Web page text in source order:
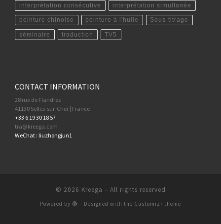
interprétation consécutive interprétation simultanée
peinture chinoise peinture à l'huile Sous-titrage
séminaire traduction TV5
CONTACT INFORMATION
28 rue de Flandres
41130 Selles-sur-Cher | France
+33 6 19 30 18 57
tra@kreega.com
WeChat : liuzhongjun1
© 2026 Kreega – All rights reserved
Powered by – Designed with the Customizr theme